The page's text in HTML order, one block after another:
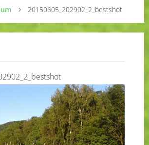
20150605_202902_2_bestshot